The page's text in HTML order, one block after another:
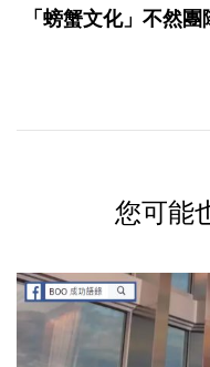
「螃蟹文化」不然
您可能